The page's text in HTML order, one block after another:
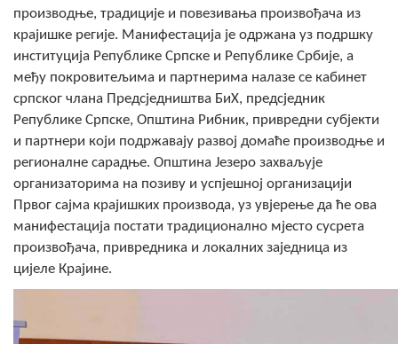
Туризам
Спорт
ЦИВИЛНА ЗАШТИТА
КОНТАКТ
производње, традиције и повезивања произвођача из
крајишке регије. Манифестација је одржана уз подршку
институција Републике Српске и Републике Србије, а
међу покровитељима и партнерима налазе се кабинет
српског члана Предсједништва БиХ, предсједник
Републике Српске, Општина Рибник, привредни субјекти
и партнери који подржавају развој домаће производње и
регионалне сарадње. Општина Језеро захваљује
организаторима на позиву и успјешној организацији
Првог сајма крајишких производа, уз увјерење да ће ова
манифестација постати традиционално мјесто сусрета
произвођача, привредника и локалних заједница из
цијеле Крајине.